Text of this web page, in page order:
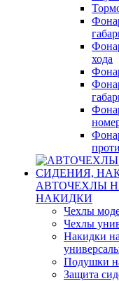
хода
АВТОЧЕХЛЫ
НАКИДКИ
Чехлы
Чехлы
Накидки
Подушки
Защита